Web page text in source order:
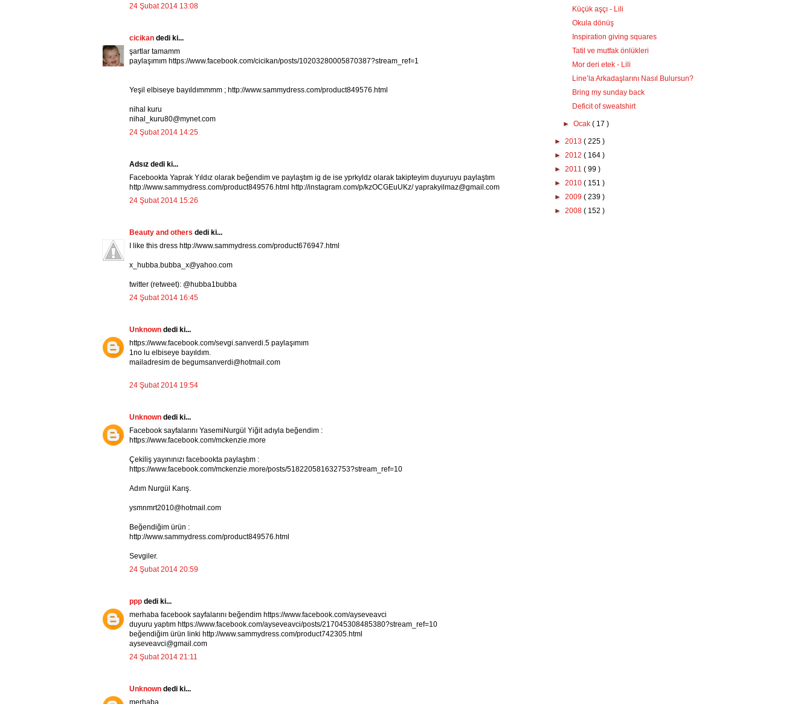
24 Şubat 2014 13:08
cicikan dedi ki...
şartlar tamamm
paylaşımım https://www.facebook.com/cicikan/posts/10203280005870387?stream_ref=1
Yeşil elbiseye bayıldımmmm ; http://www.sammydress.com/product849576.html
nihal kuru
nihal_kuru80@mynet.com
24 Şubat 2014 14:25
Adsız dedi ki...
Facebookta Yaprak Yıldız olarak beğendim ve paylaştım ig de ise yprkyldz olarak takipteyim duyuruyu paylaştım
http://www.sammydress.com/product849576.html http://instagram.com/p/kzOCGEuUKz/ yaprakyilmaz@gmail.com
24 Şubat 2014 15:26
Beauty and others dedi ki...
I like this dress http://www.sammydress.com/product676947.html
x_hubba.bubba_x@yahoo.com
twitter (retweet): @hubba1bubba
24 Şubat 2014 16:45
Unknown dedi ki...
https://www.facebook.com/sevgi.sanverdi.5 paylaşımım
1no lu elbiseye bayıldım.
mailadresim de begumsanverdi@hotmail.com
24 Şubat 2014 19:54
Unknown dedi ki...
Facebook sayfalarını YasemiNurgül Yiğit adıyla beğendim :
https://www.facebook.com/mckenzie.more
Çekiliş yayınınızı facebookta paylaştım :
https://www.facebook.com/mckenzie.more/posts/518220581632753?stream_ref=10
Adım Nurgül Karış.
ysmnmrt2010@hotmail.com
Beğendiğim ürün :
http://www.sammydress.com/product849576.html
Sevgiler.
24 Şubat 2014 20:59
ppp dedi ki...
merhaba facebook sayfalarını beğendim https://www.facebook.com/ayseveavci
duyuru yaptım https://www.facebook.com/ayseveavci/posts/217045308485380?stream_ref=10
beğendiğim ürün linki http://www.sammydress.com/product742305.html
ayseveavci@gmail.com
24 Şubat 2014 21:11
Unknown dedi ki...
merhaba,
Küçük aşçı - Lili
Okula dönüş
Inspiration giving squares
Tatil ve mutfak önlükleri
Mor deri etek - Lili
Line’la Arkadaşlarını Nasıl Bulursun?
Bring my sunday back
Deficit of sweatshirt
►Ocak( 17 )
► 2013 ( 225 )
► 2012 ( 164 )
► 2011 ( 99 )
► 2010 ( 151 )
► 2009 ( 239 )
► 2008 ( 152 )